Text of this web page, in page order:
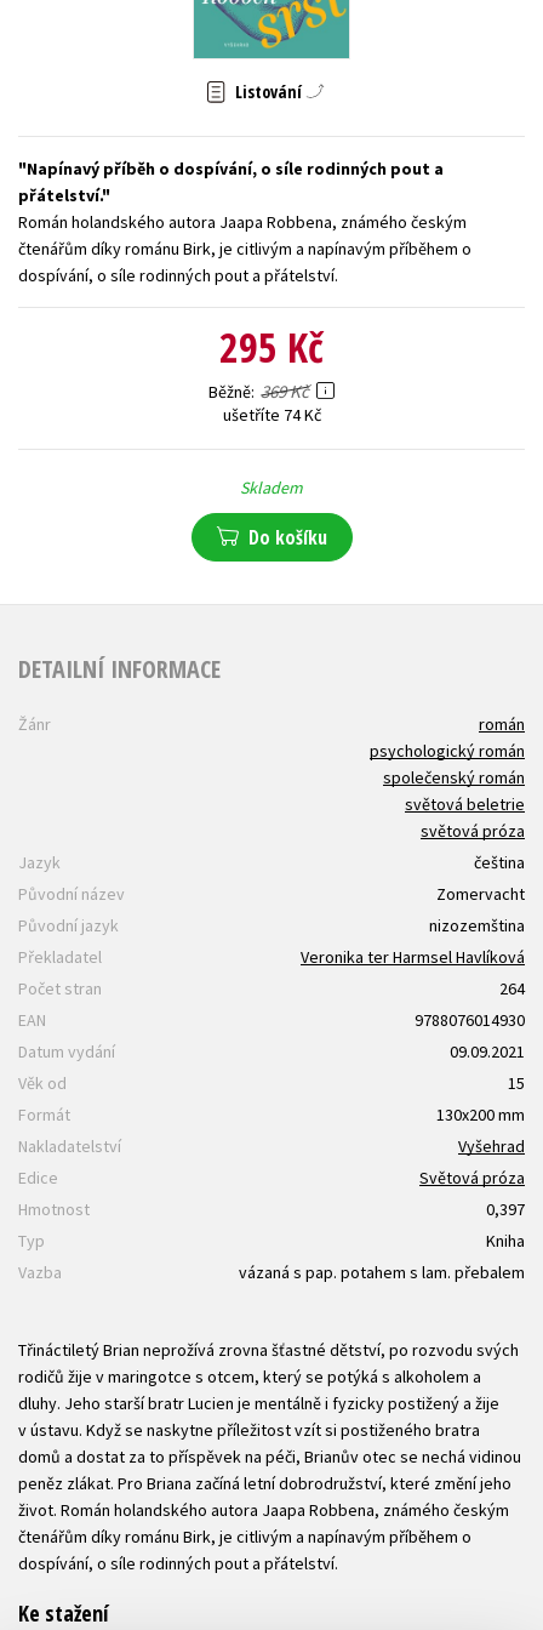
Zahraniční literatura
Všechny tituly
Listování
Napínavý příběh o dospívání, o síle rodinných pout a
přátelství.
Román holandského autora Jaapa Robbena, známého českým
čtenářům díky románu Birk, je citlivým a napínavým příběhem o
dospívání, o síle rodinných pout a přátelství.
295 Kč
Běžně 369 Kč
ušetříte 74 Kč
Skladem
Do košíku
DETAILNÍ INFORMACE
Žánr
román
psychologický román
společenský román
světová beletrie
světová próza
Jazyk
čeština
Původní název
Zomervacht
Původní jazyk
nizozemština
Překladatel
Veronika ter Harmsel Havlíková
Počet stran
264
EAN
9788076014930
Datum vydání
09.09.2021
Věk od
15
Formát
130x200 mm
Nakladatelství
Vyšehrad
Edice
Světová próza
Hmotnost
0,397
Typ
Kniha
Vazba
vázaná s pap. potahem s lam. přebalem
Třináctiletý Brian neprožívá zrovna šťastné dětství, po rozvodu svých
rodičů žije v maringotce s otcem, který se potýká s alkoholem a
dluhy. Jeho starší bratr Lucien je mentálně i fyzicky postižený a žije
v ústavu. Když se naskytne příležitost vzít si postiženého bratra
domů a dostat za to příspěvek na péči, Brianův otec se nechá vidinou
peněz zlákat. Pro Briana začíná letní dobrodružství, které změní jeho
život. Román holandského autora Jaapa Robbena, známého českým
čtenářům díky románu Birk, je citlivým a napínavým příběhem o
dospívání, o síle rodinných pout a přátelství.
Ke stažení